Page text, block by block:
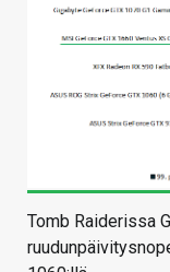
Tomb Raiderissa